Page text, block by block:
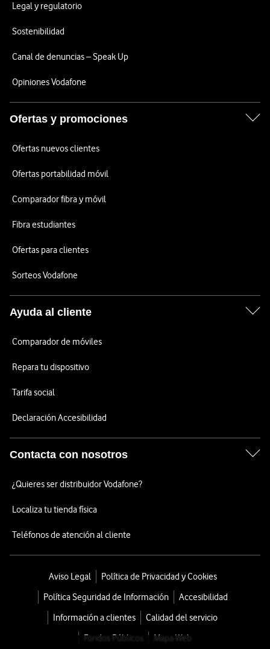
Legal y regulatorio
Sostenibilidad
Canal de denuncias – Speak Up
Opiniones Vodafone
Ofertas y promociones
Ofertas nuevos clientes
Ofertas portabilidad móvil
Comparador fibra y móvil
Fibra estudiantes
Ofertas para clientes
Sorteos Vodafone
Ayuda al cliente
Comparador de móviles
Repara tu dispositivo
Tarifa social
Declaración Accesibilidad
Contacta con nosotros
¿Quieres ser distribuidor Vodafone?
Localiza tu tienda física
Teléfonos de atención al cliente
Aviso Legal
Política de Privacidad y Cookies
Política Seguridad de Información
Accesibilidad
Información a clientes
Calidad del servicio
Fondos Públicos
Mapa Web